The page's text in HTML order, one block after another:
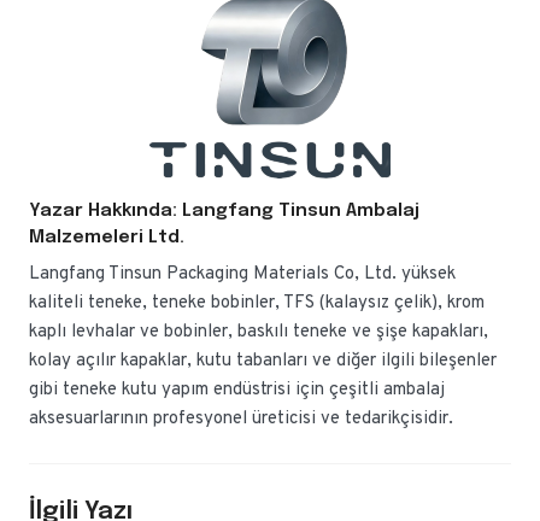
Yazar Hakkında: Langfang Tinsun Ambalaj
Malzemeleri Ltd.
Langfang Tinsun Packaging Materials Co, Ltd. yüksek
kaliteli teneke, teneke bobinler, TFS (kalaysız çelik), krom
kaplı levhalar ve bobinler, baskılı teneke ve şişe kapakları,
kolay açılır kapaklar, kutu tabanları ve diğer ilgili bileşenler
gibi teneke kutu yapım endüstrisi için çeşitli ambalaj
aksesuarlarının profesyonel üreticisi ve tedarikçisidir.
İlgili Yazı